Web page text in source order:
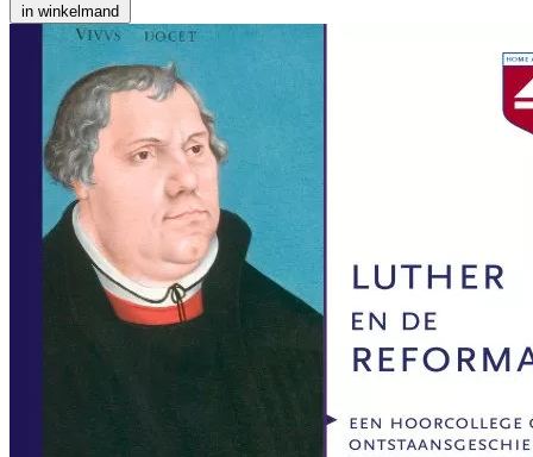
in winkelmand